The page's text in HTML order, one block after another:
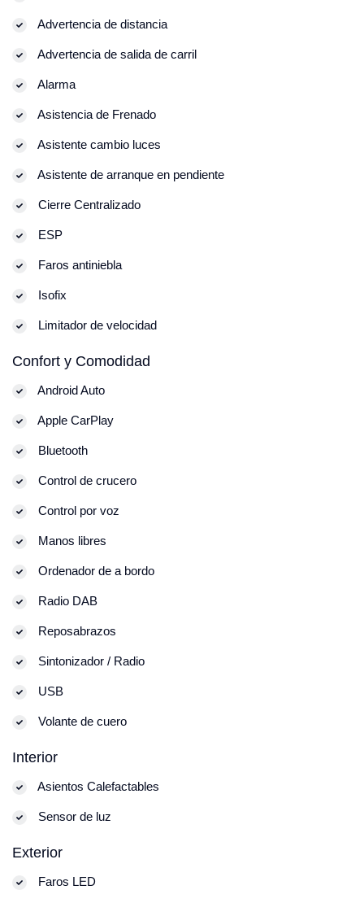
Advertencia de distancia
Advertencia de salida de carril
Alarma
Asistencia de Frenado
Asistente cambio luces
Asistente de arranque en pendiente
Cierre Centralizado
ESP
Faros antiniebla
Isofix
Limitador de velocidad
Confort y Comodidad
Android Auto
Apple CarPlay
Bluetooth
Control de crucero
Control por voz
Manos libres
Ordenador de a bordo
Radio DAB
Reposabrazos
Sintonizador / Radio
USB
Volante de cuero
Interior
Asientos Calefactables
Sensor de luz
Exterior
Faros LED